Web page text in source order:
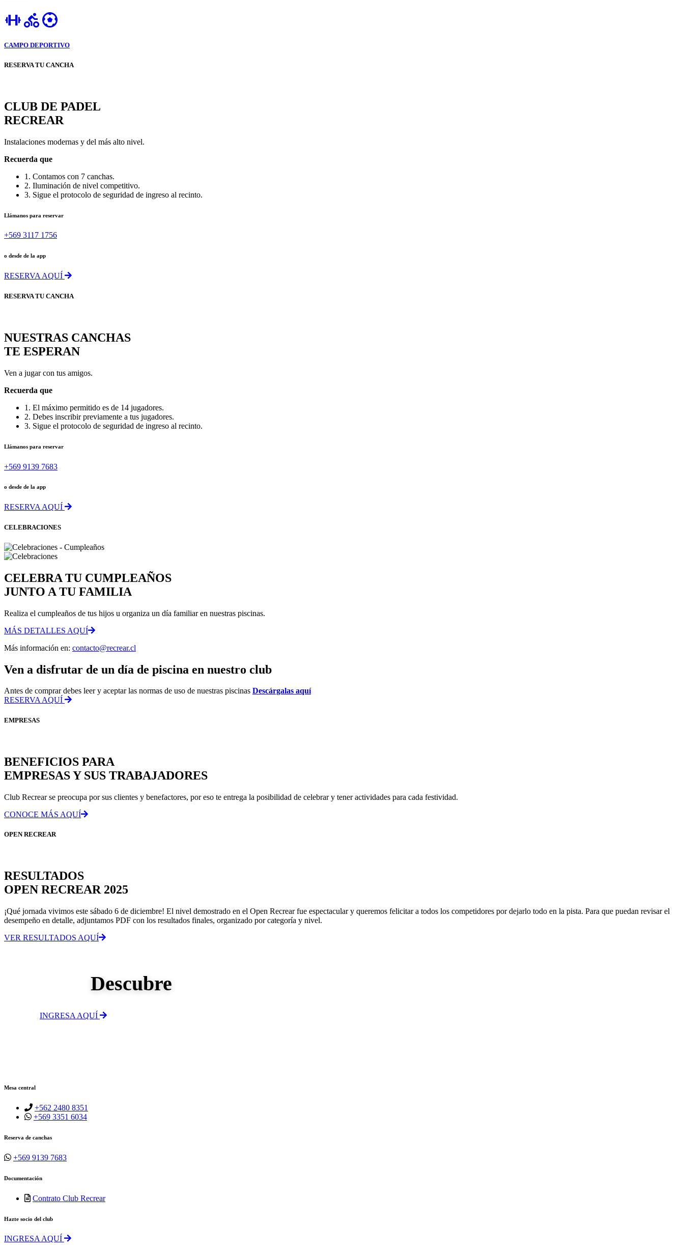
CAMPO DEPORTIVO
RESERVA TU CANCHA
CLUB DE PADEL
RECREAR
Instalaciones modernas y del más alto nivel.
Recuerda que
1. Contamos con 7 canchas.
2. Iluminación de nivel competitivo.
3. Sigue el protocolo de seguridad de ingreso al recinto.
Llámanos para reservar
+569 3117 1756
o desde de la app
RESERVA AQUÍ
RESERVA TU CANCHA
NUESTRAS CANCHAS
TE ESPERAN
Ven a jugar con tus amigos.
Recuerda que
1. El máximo permitido es de 14 jugadores.
2. Debes inscribir previamente a tus jugadores.
3. Sigue el protocolo de seguridad de ingreso al recinto.
Llámanos para reservar
+569 9139 7683
o desde de la app
RESERVA AQUÍ
CELEBRACIONES
CELEBRA TU CUMPLEAÑOS
JUNTO A TU FAMILIA
Realiza el cumpleaños de tus hijos u organiza un día familiar en nuestras piscinas.
MÁS DETALLES AQUÍ
Más información en: contacto@recrear.cl
Ven a disfrutar de un día de piscina en nuestro club
Antes de comprar debes leer y aceptar las normas de uso de nuestras piscinas Descárgalas aquí
RESERVA AQUÍ
EMPRESAS
BENEFICIOS PARA
EMPRESAS Y SUS TRABAJADORES
Club Recrear se preocupa por sus clientes y benefactores, por eso te entrega la posibilidad de celebrar y tener actividades para cada festividad.
CONOCE MÁS AQUÍ
OPEN RECREAR
RESULTADOS
OPEN RECREAR 2025
¡Qué jornada vivimos este sábado 6 de diciembre! El nivel demostrado en el Open Recrear fue espectacular y queremos felicitar a todos los competidores por dejarlo todo en la pista. Para que puedan revisar el
desempeño en detalle, adjuntamos PDF con los resultados finales, organizado por categoría y nivel.
VER RESULTADOS AQUÍ
Descubre
INGRESA AQUÍ
Mesa central
+562 2480 8351
+569 3351 6034
Reserva de canchas
+569 9139 7683
Documentación
Contrato Club Recrear
Hazte socio del club
INGRESA AQUÍ